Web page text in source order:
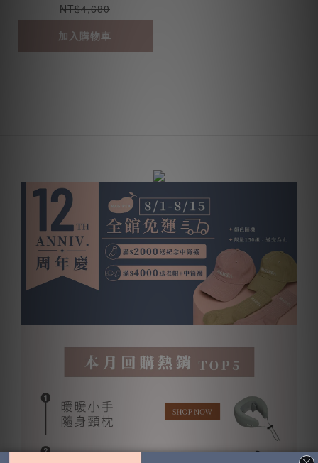
NT$4,680
加入購物車